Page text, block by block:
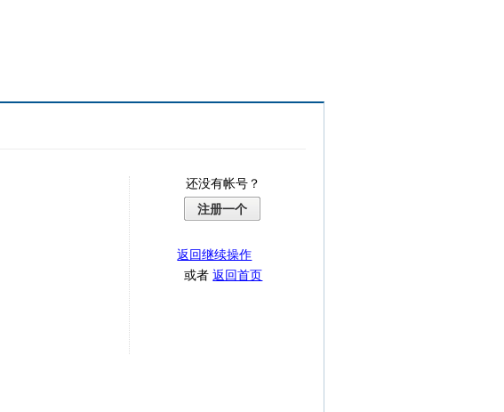
还没有帐号？
注册一个
返回继续操作
或者返回首页